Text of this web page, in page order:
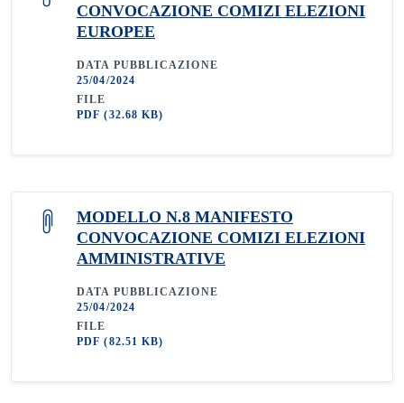
CONVOCAZIONE COMIZI ELEZIONI
EUROPEE
DATA PUBBLICAZIONE
25/04/2024
FILE
PDF(32.68 KB)
MODELLO N.8 MANIFESTO
CONVOCAZIONE COMIZI ELEZIONI
AMMINISTRATIVE
DATA PUBBLICAZIONE
25/04/2024
FILE
PDF(82.51 KB)